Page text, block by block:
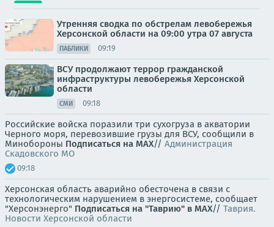
Утренняя сводка по обстрелам левобережья
Херсонской области на 09:00 утра 07 августа
ПАБЛИКИ 09:19
ВСУ продолжают террор гражданской
инфраструктуры левобережья Херсонской
области
СМИ 09:18
Российские войска поразили три сухогруза в акватории
Черного моря, перевозившие грузы для ВСУ, сообщили в
Минобороны Подписаться на MAX// Администрация
Скадовского МО
09:18
Херсонская область аварийно обесточена в связи с
технологическим нарушением в энергосистеме, сообщает
"Херсонэнерго" Подписаться на "Таврию" в MAX// Таврия.
Новости Херсонской области